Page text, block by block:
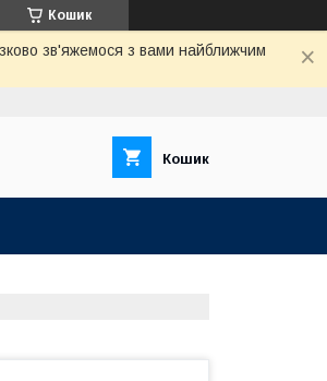
Кошик
зв'яжемося з вами найближчим
Кошик